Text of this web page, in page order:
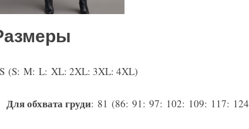
(S: M: L: XL: 2XL: 3XL: 4XL)
Для обхвата груди: 81 (86: 91: 97: 102: 109: 117: